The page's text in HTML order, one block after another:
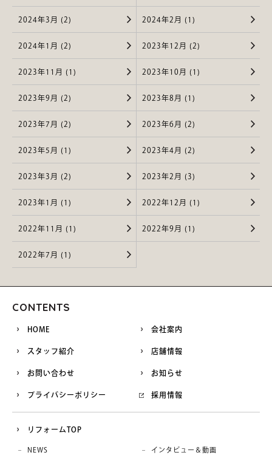
2024年3月 (2) 2024年2月 (1)
2024年1月 (2) 2023年12月 (2)
2023年11月 (1) 2023年10月 (1)
2023年9月 (2) 2023年8月 (1)
2023年7月 (2) 2023年6月 (2)
2023年5月 (1) 2023年4月 (2)
2023年3月 (2) 2023年2月 (3)
2023年1月 (1) 2022年12月 (1)
2022年11月 (1) 2022年9月 (1)
2022年7月 (1)
CONTENTS
HOME 会社案内
スタッフ紹介 店舗情報
お問い合わせ お知らせ
プライバシーポリシー 採用情報
リフォームTOP
NEWS インタビュー＆動画